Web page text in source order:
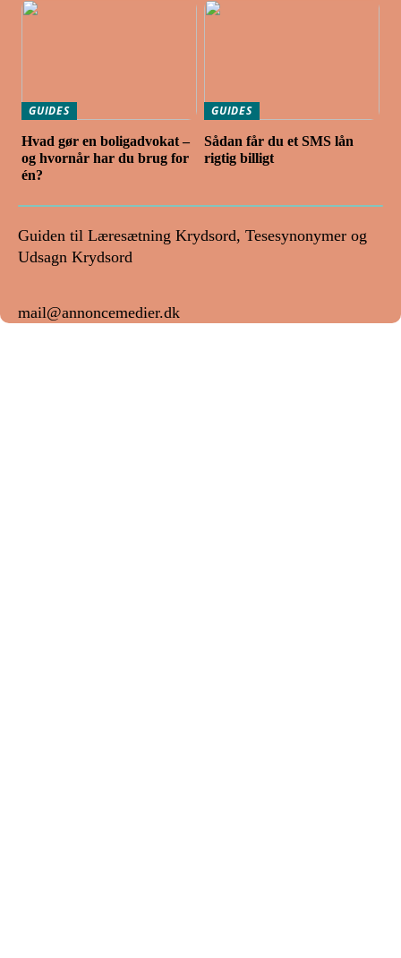
GUIDES
Hvad gør en boligadvokat –
og hvornår har du brug for
én?
GUIDES
Sådan får du et SMS lån
rigtig billigt
Guiden til Læresætning Krydsord, Tesesynonymer og
Udsagn Krydsord
mail@annoncemedier.dk